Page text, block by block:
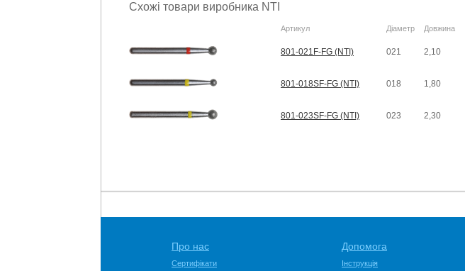
Схожі товари виробника NTI
Артикул Діаметр Довжина
801-021F-FG (NTI) 021 2,10
801-018SF-FG (NTI) 018 1,80
801-023SF-FG (NTI) 023 2,30
Про нас
Сертифікати
Допомога
Інструкція